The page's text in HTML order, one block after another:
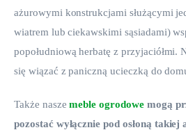
ażurowymi konstrukcjami służącymi
wiatrem lub ciekawskimi sąsiadami)
popołudniową herbatę z przyjaciółmi.
się wiązać z paniczną ucieczką do
Także nasze meble ogrodowe mogą
pozostać wyłącznie pod osłoną takiej